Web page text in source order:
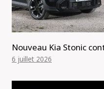
Nouveau Kia Stonic
6 juillet 2026